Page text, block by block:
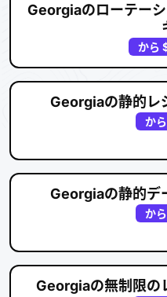
Georgiaのローテー
から
Georgiaの静的レ
から
Georgiaの静的デ
から
Georgiaの無制限の